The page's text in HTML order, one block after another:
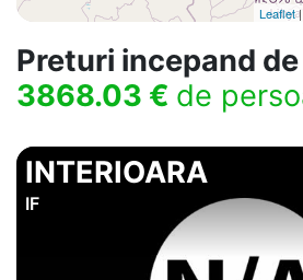
Leaflet|
Preturi incepand de
3868.03 € de
INTERIOARA
IF